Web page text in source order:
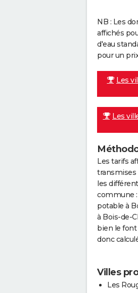
NB : Les
affichés
d'eau
pour un
Les
Les
Les tarifs
transmises
les
commune :
potable à
à Bois-de-
bien le
donc
Villes
Les